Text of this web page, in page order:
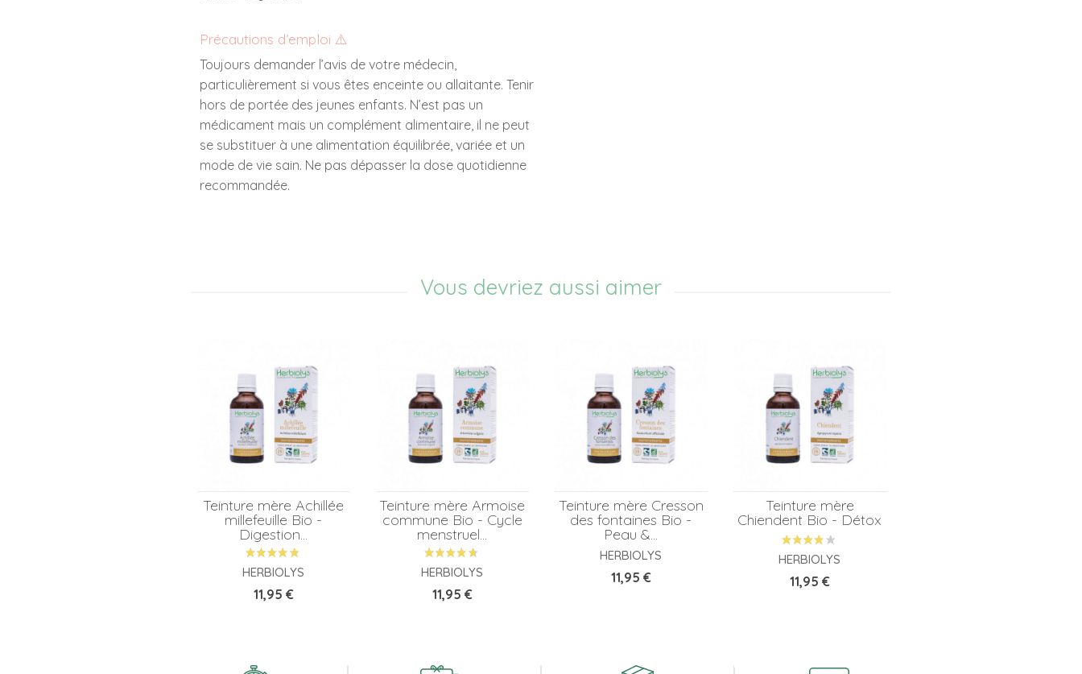
Précautions d’emploi ⚠️
Toujours demander l’avis de votre médecin,
particulièrement si vous êtes enceinte ou allaitante. Tenir
hors de portée des jeunes enfants. N’est pas un
médicament mais un complément alimentaire, il ne peut
se substituer à une alimentation équilibrée, variée et un
mode de vie sain. Ne pas dépasser la dose quotidienne
recommandée.
Vous devriez aussi aimer
Teinture mère Achillée
millefeuille Bio -
Digestion...
HERBIOLYS
Prix
11,95 €
Teinture mère Armoise
commune Bio - Cycle
menstruel...
HERBIOLYS
Prix
11,95 €
Teinture mère Cresson
des fontaines Bio -
Peau &...
HERBIOLYS
Prix
11,95 €
Teinture mère
Chiendent Bio - Détox
HERBIOLYS
Prix
11,95 €